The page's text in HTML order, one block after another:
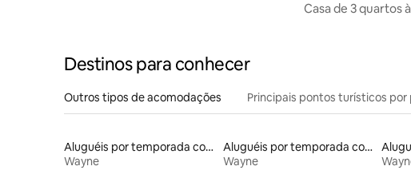
Casa de 3 quartos
Destinos para conhecer
Outros tipos de acomodações Principais pontos turísticos por
Aluguéis por temporada com caiaque
Wayne
Aluguéis por temporada com acesso ao lago
Wayne